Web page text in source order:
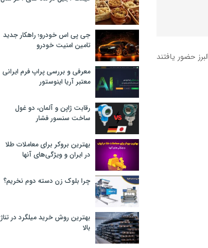
حضور یافتند
جی پی اس خودرو؛ راهکار جدید
تامین امنیت خودرو
معرفی و بررسی پراپ فرم ایرانی
معتبر آریا اینوستور
رقابت ژاپن و آلمان، دو غول
ساخت سنسور فشار
بهترین بروکر برای معاملات طلا
در ایران و ویژگی‌های آنها
چرا بلوک زن دسته دوم نخریم؟
بهترین روش خرید میلگرد در تناژ
بالا